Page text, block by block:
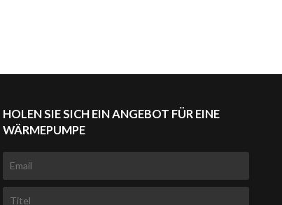
HOLEN SIE SICH EIN ANGEBOT FÜR EINE
WÄRMEPUMPE